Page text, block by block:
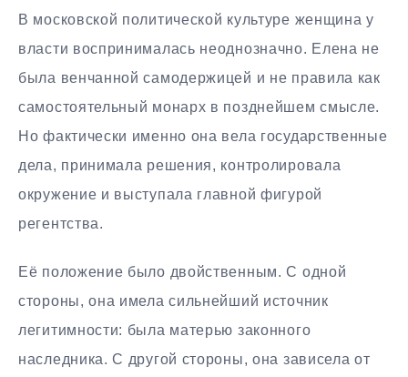
В московской политической культуре женщина у
власти воспринималась неоднозначно. Елена не
была венчанной самодержицей и не правила как
самостоятельный монарх в позднейшем смысле.
Но фактически именно она вела государственные
дела, принимала решения, контролировала
окружение и выступала главной фигурой
регентства.
Её положение было двойственным. С одной
стороны, она имела сильнейший источник
легитимности: была матерью законного
наследника. С другой стороны, она зависела от